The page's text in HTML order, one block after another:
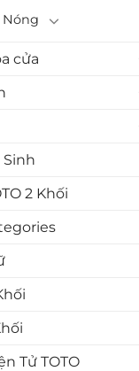
Nóng
cửa
Sinh
2 Khối
Tử TOTO